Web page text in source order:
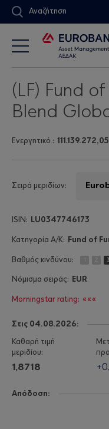
Αναζήτηση
(LF) Fund
Blend
Ενεργητικό :
Σειρά μεριδίων:
LU0347746173
Fund of
3
EUR
«««
Στις 04.08.2026:
1,8718
Απόδοση: